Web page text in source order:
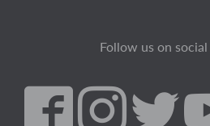
Follow us on